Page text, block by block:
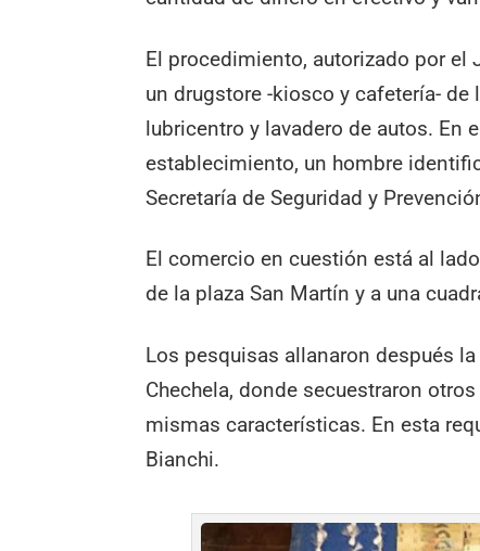
El procedimiento, autorizado por el
un drugstore -kiosco y cafetería-
lubricentro y lavadero de autos. En
establecimiento, un hombre
Secretaría de Seguridad y
El comercio en cuestión está al
de la plaza San Martín y a una
Los pesquisas allanaron después
Chechela, donde secuestraron
mismas características. En esta
Bianchi.